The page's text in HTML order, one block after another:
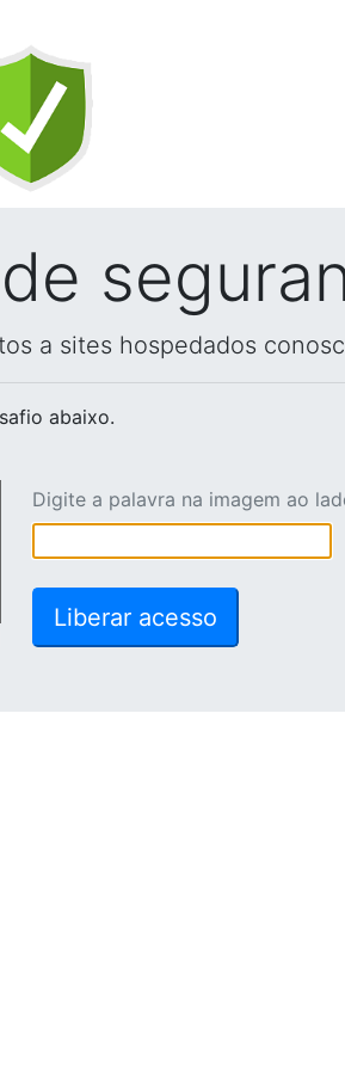
a sites hospedados
abaixo.
Digite a palavra na imagem ao